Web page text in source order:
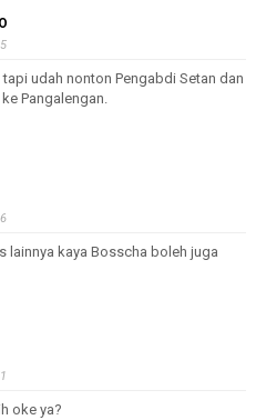
udah nonton Pengabdi Setan dan
Pangalengan.
lainnya kaya Bosscha boleh juga
oke ya?